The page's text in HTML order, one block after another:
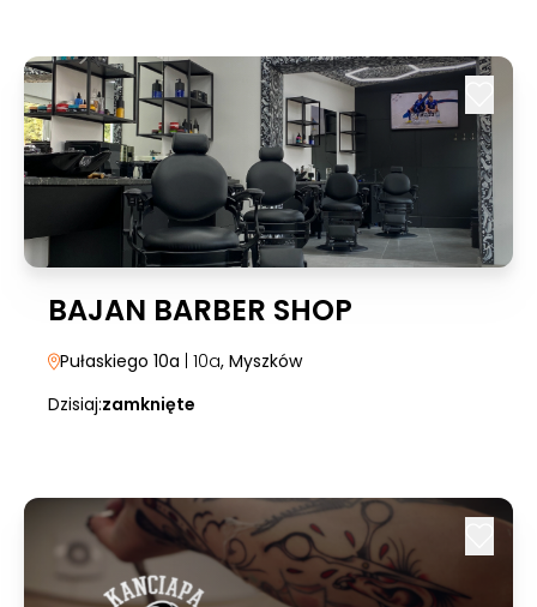
BAJAN BARBER SHOP
Pułaskiego 10a | 10a, Myszków
Dzisiaj:zamknięte